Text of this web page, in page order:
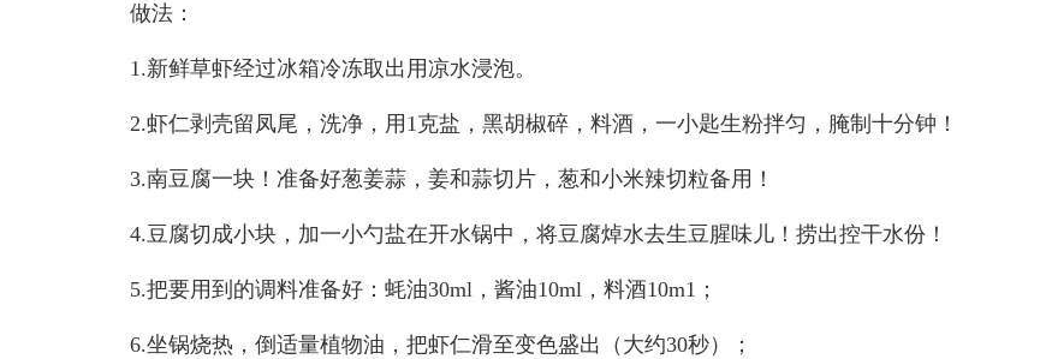
做法：
1.新鲜草虾经过冰箱冷冻取出用凉水浸泡。
2.虾仁剥壳留凤尾，洗净，用1克盐，黑胡椒碎，料酒，一小匙生粉拌匀，腌制十分钟！
3.南豆腐一块！准备好葱姜蒜，姜和蒜切片，葱和小米辣切粒备用！
4.豆腐切成小块，加一小勺盐在开水锅中，将豆腐焯水去生豆腥味儿！捞出控干水份！
5.把要用到的调料准备好：蚝油30ml，酱油10ml，料酒10m1；
6.坐锅烧热，倒适量植物油，把虾仁滑至变色盛出（大约30秒）；